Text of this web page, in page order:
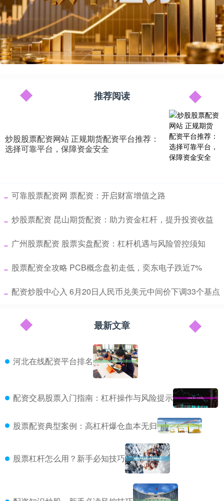
推荐阅读
炒股股票配资网站 正规期货配资平台推荐：
选择可靠平台，保障资金安全
​可靠股票配资网 票配资：开启财富增值之路
​炒股票配资 昆山期货配资：助力资金杠杆，提升投资收益
​广州股票配资 股票实盘配资：杠杆机遇与风险管控须知
​股票配资全攻略 PCB概念盘初走低，奕东电子跌近7%
​配资炒股中心入 6月20日人民币兑美元中间价下调33个基点
最新文章
河北在线配资平台排名
配资交易股票入门指南：杠杆操作与风险提示
股票配资典型案例：高杠杆爆仓血本无归
股票杠杆怎么用？新手必知技巧